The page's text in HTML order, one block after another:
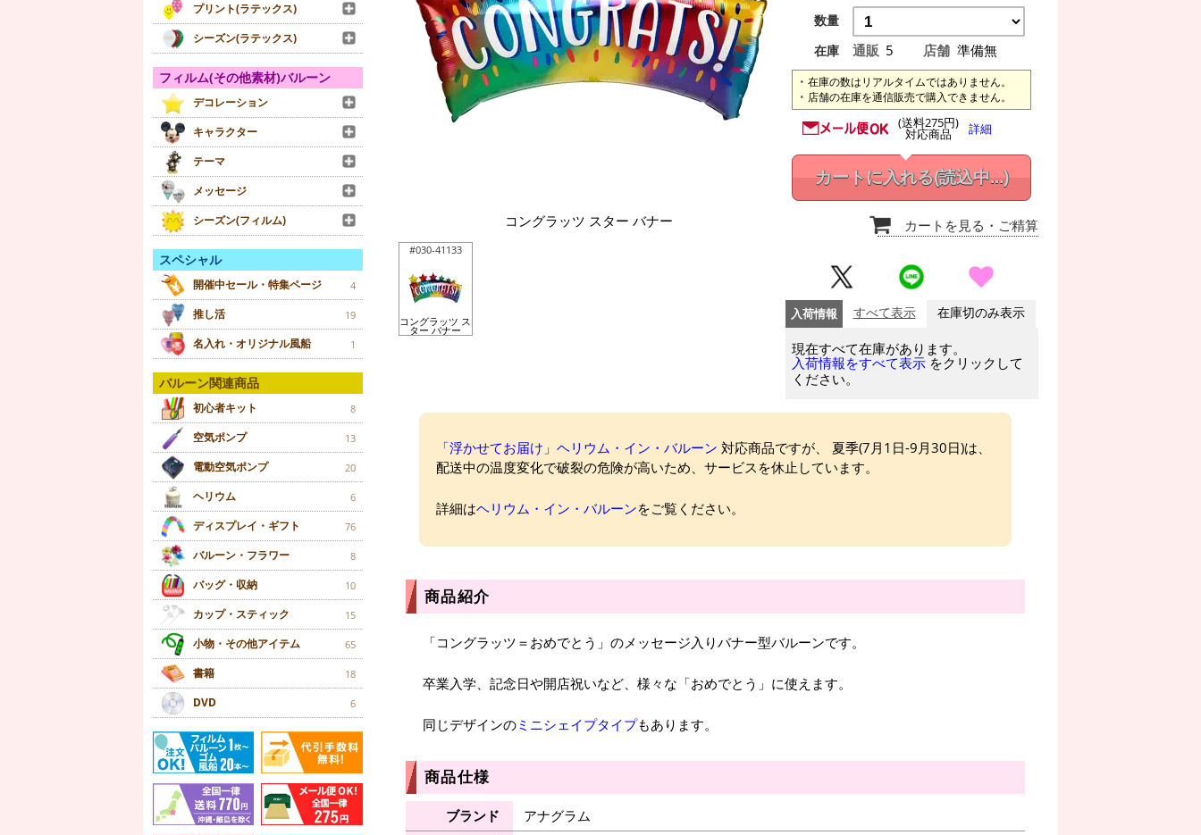
プリント(ラテックス)
シーズン(ラテックス)
フィルム(その他素材)バルーン
デコレーション
キャラクター
テーマ
メッセージ
シーズン(フィルム)
スペシャル
開催中セール・特集ページ 4
推し活 19
名入れ・オリジナル風船 1
バルーン関連商品
初心者キット 8
空気ポンプ 13
電動空気ポンプ 20
ヘリウム 6
ディスプレイ・ギフト 76
バルーン・フラワー 8
バッグ・収納 10
カップ・スティック 15
小物・その他アイテム 65
書籍 18
DVD 6
コングラッツ スター バナー
#030-41133
コングラッツ ス
ター バナー
数量
在庫
通販 5 店舗 準備無
在庫の数はリアルタイムではありません。
店舗の在庫を通信販売で購入できません。
(送料275円)
対応商品 詳細
カートに入れる(読込中...)
カートを見る ・ご精算
入荷情報 すべて表示 在庫切のみ表示
現在すべて在庫があります。
入荷情報をすべて表示 をクリックして
ください。
「浮かせてお届け」ヘリウム・イン・バルーン 対応商品ですが、 夏季(7月1日-9月30日)は、
配送中の温度変化で破裂の危険が高いため、サービスを休止しています。
詳細はヘリウム・イン・バルーンをご覧ください。
商品紹介
「コングラッツ＝おめでとう」のメッセージ入りバナー型バルーンです。
卒業入学、記念日や開店祝いなど、様々な「おめでとう」に使えます。
同じデザインのミニシェイプタイプもあります。
商品仕様
ブランド
アナグラム